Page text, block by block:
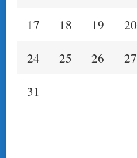
17
18 19 20
24
25 26 27
31